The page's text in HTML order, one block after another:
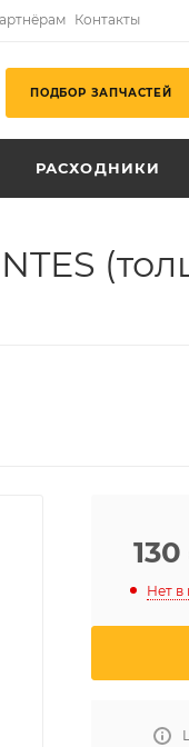
Контакты
ПОДБОР ЗАПЧАСТЕЙ
РАСХОДНИКИ
130
Нет в